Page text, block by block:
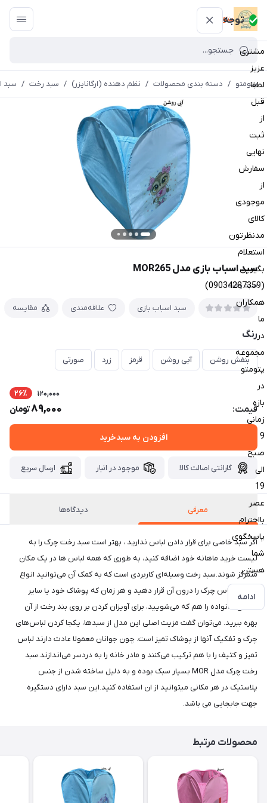
توجه
مشتری
عزیز
لطفا
قبل
از
ثبت
نهایی
سفارش
از
موجودی
کالای
مدنظرتون
استعلام
بگیرین
(09034287359)
همکاران
ما
در
مجموعه
پتومتو
در
بازه
زمانی
9
صبح
الی
19
عصر
بااحترام
پاسخگوی
شما
هستن
ادامه
پتومتو
پتومتو / دسته بندی محصولات / نظم دهنده (ارگانایزر) / سبد رخت / سبد
سبد اسباب بازی مدل MOR265
سبد رخت
سبد اسباب بازی علاقه‌مندی مقایسه
رنگ
بنفش روشن آبی روشن قرمز زرد صورتی
قیمت:
120,000 26٪
89,000تومان
افزودن به سبدخرید
گارانتی اصالت کالا موجود در انبار ارسال سریع
معرفی دیدگاه‌ها
اگر سبد خاصی برای قرار دادن لباس ندارید ، بهتر است سبد رخت چرک را به
لیست خرید ماهانه خود اضافه کنید، به طوری که همه لباس ها در یک مکان
متمرکز شوند.سبد رخت وسیله‌ای کاربردی است که به کمک آن می‌توانید انواع
مختلف لباس چرک را درون آن قرار دهید و هر زمان که پوشاک خود یا سایر
اعضای خانواده را هم که می‌شویید، برای آویزان کردن بر روی بند رخت از آن
بهره ببرید. می‌توان گفت مزیت اصلی این مدل از سبدها، یکجا کردن لباس‌های
چرک و تفکیک آنها از پوشاک تمیز است. چون جوانان معمولا عادت دارند لباس
تمیز و کثیف را با هم ترکیب می‌کنند و مادر خانه را به دردسر می‌اندازند.سبد
رخت چرک مدل MOR بسیار سبک بوده و به دلیل ساخته شدن از جنس
پلاستیک در هر مکانی میتوانید از ان استفاده کنید.این سبد دارای دستگیره
جهت جابجایی می باشد.
محصولات مرتبط